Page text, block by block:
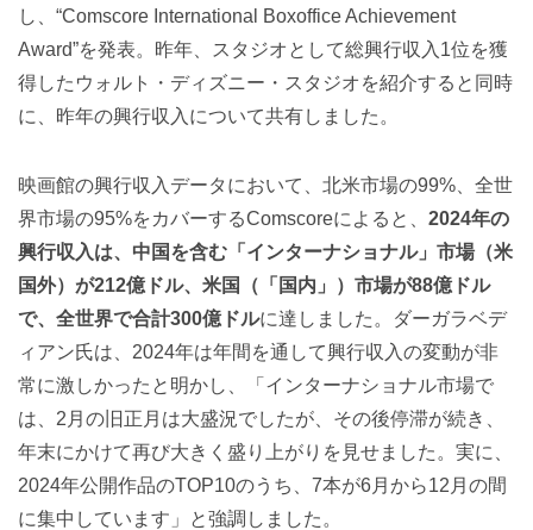
し、“Comscore International Boxoffice Achievement
Award”を発表。昨年、スタジオとして総興行収入1位を獲
得したウォルト・ディズニー・スタジオを紹介すると同時
に、昨年の興行収入について共有しました。
映画館の興行収入データにおいて、北米市場の99%、全世
界市場の95%をカバーするComscoreによると、 2024年の
興行収入は、中国を含む「インターナショナル」市場（米
国外）が212億ドル、米国（「国内」）市場が88億ドル
で、全世界で合計300億ドルに達しました。ダーガラベデ
ィアン氏は、2024年は年間を通して興行収入の変動が非
常に激しかったと明かし、「インターナショナル市場で
は、2月の旧正月は大盛況でしたが、その後停滞が続き、
年末にかけて再び大きく盛り上がりを見せました。実に、
2024年公開作品のTOP10のうち、7本が6月から12月の間
に集中しています」と強調しました。